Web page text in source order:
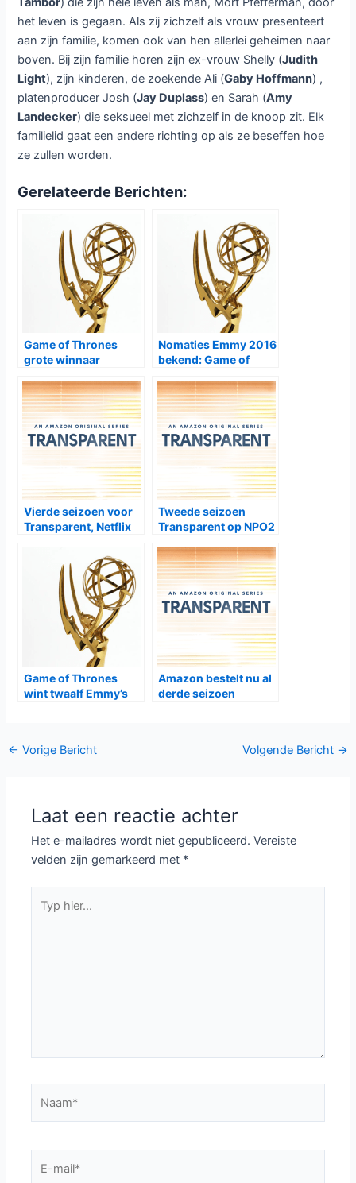
het leven is gegaan. Als zij zichzelf als vrouw presenteert
aan zijn familie, komen ook van hen allerlei geheimen naar
boven. Bij zijn familie horen zijn ex-vrouw Shelly (Judith
Light), zijn kinderen, de zoekende Ali (Gaby Hoffmann) ,
platenproducer Josh (Jay Duplass) en Sarah (Amy
Landecker) die seksueel met zichzelf in de knoop zit. Elk
familielid gaat een andere richting op als ze beseffen hoe
ze zullen worden.
Gerelateerde Berichten:
Game of Thrones
grote winnaar
Nomaties Emmy 2016
bekend: Game of
Crime Story en Fargo
aan kop
Vierde seizoen voor
Transparent, Netflix
met Sick Note
Tweede seizoen
Transparent op NPO2
Game of Thrones
wint twaalf Emmy’s
Amazon bestelt nu al
derde seizoen
Bericht
← Vorige Bericht Volgende Bericht →
Laat een reactie achter
Het e-mailadres wordt niet gepubliceerd. Vereiste
velden zijn gemarkeerd met *
Typ
hier...